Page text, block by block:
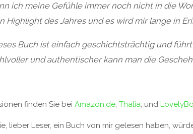
ich meine Gefühle immer noch nicht in die
Highlight des Jahres und es wird mir lange in
Buch ist einfach geschichtsträchtig und
und authentischer kann man die
finden Sie beiAmazon.de,Thalia, und
lieber Leser, ein Buch von mir gelesen haben,